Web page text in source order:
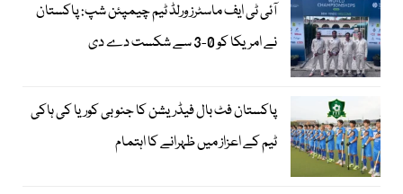
آئی ٹی ایف ماسٹرز ورلڈ ٹیم چیمپئن شپ: پاکستان
نے امریکا کو 0-3 سے شکست دے دی
پاکستان فٹ بال فیڈریشن کا جنوبی کوریا کی ہاکی
ٹیم کے اعزاز میں ظہرانے کا اہتمام